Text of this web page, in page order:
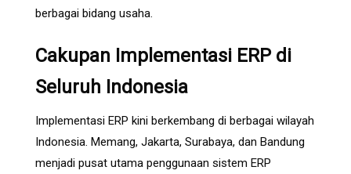
berbagai bidang usaha.
Cakupan Implementasi ERP di
Seluruh Indonesia
Implementasi ERP kini berkembang di berbagai wilayah
Indonesia. Memang, Jakarta, Surabaya, dan Bandung
menjadi pusat utama penggunaan sistem ERP